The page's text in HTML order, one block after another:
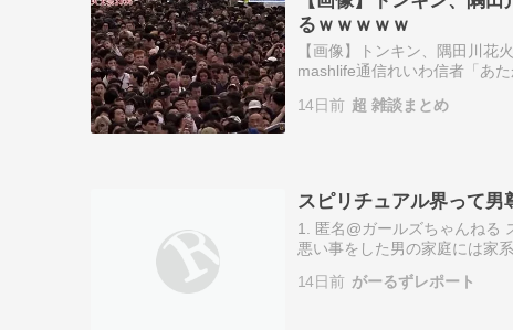
るｗｗｗｗｗ
【画像】トンキン、隅田川花
mashlife通信れいわ信者「あ
しま…
14日前 超 雑談まとめ
スピリチュアル界って男
1. 匿名@ガールズちゃんねる
悪い事をした男の家庭には家
産に対…
14日前 がーるずレポート